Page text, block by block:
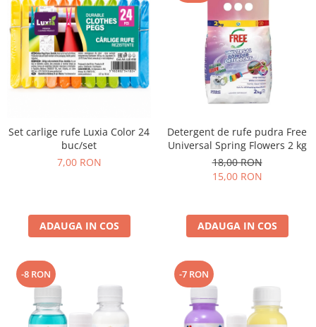
Set carlige rufe Luxia Color 24
buc/set
7,00 RON
ADAUGA IN COS
Detergent de rufe pudra Free
Universal Spring Flowers 2 kg
18,00 RON
15,00 RON
ADAUGA IN COS
-8 RON -7 RON